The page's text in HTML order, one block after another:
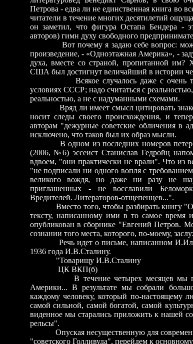
Петрова - едва ли не единственная книга во
читатели в течение многих десятилетий
он заметил, что фигура Остапа Бендера -
авторов) гимн духу свободного
Вот почему я задаю себе вопрос: можно
произведение, - «Одноэтажная Америка», -
духа, вместе со страной, пропитанной
США был достигнут величайший в истории
Всякое случалось даже с очень
условиях СССР; надо считаться с
реальностью, а не с надуманными схемами.
Вряд ли имеет смысл цитировать
носит следы своего происхождения, и
авторам "дежурные советские обличения в
исключено, что таков был их образ мысли.
В одном из последних номеров
(2006, №6) эссеист Станислав Гедройц
вдвоем, "они практически не врали". Что из
"не подписали ни одного вопля с
великого вождя, но даже ни разу не
приглашенных - не восславили
Вредителей. Литераторов-отщепенцев...".
Вместо того, чтобы разбирать книгу
тексту, написанному ими в то самое время
опубликован в сборнике "Евгений Петров.
сознании того места, которого, по-моему,
Речь идет о письме, написанном
1936 года И.В.Сталину.
"Товарищу И.В.Сталину
ЦК ВКП(б)
В течение четырех месяцев мы
Америки... В результате мы собрали
каждому человеку, который по-настоящему
самой сильной, самой богатой, самой
виденное мы старались приложить к нашей
рельсы".
Опуская несущественную для
"советского Голливуда", перейдем к